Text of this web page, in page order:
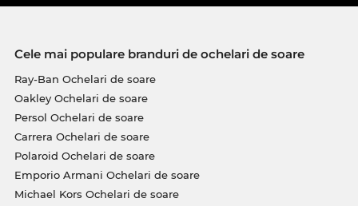
Cele mai populare branduri de ochelari de soare
Ray-Ban Ochelari de soare
Oakley Ochelari de soare
Persol Ochelari de soare
Carrera Ochelari de soare
Polaroid Ochelari de soare
Emporio Armani Ochelari de soare
Michael Kors Ochelari de soare